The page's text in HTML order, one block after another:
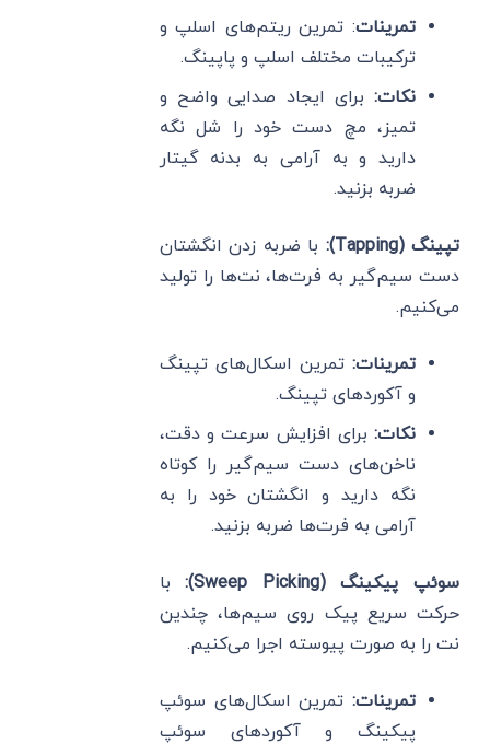
تمرینات: تمرین ریتم‌های اسلپ و
ترکیبات مختلف اسلپ و پاپینگ.
نکات: برای ایجاد صدایی واضح و
تمیز، مچ دست خود را شل نگه
دارید و به آرامی به بدنه گیتار
ضربه بزنید.
تپینگ(Tapping):
با ضربه زدن انگشتان
دست سیم‌گیر به فرت‌ها، نت‌ها را تولید
می‌کنیم.
تمرینات:تمرین اسکال‌های تپینگ
و آکوردهای تپینگ.
نکات: برای افزایش سرعت و دقت،
ناخن‌های دست سیم‌گیر را کوتاه
نگه دارید و انگشتان خود را به
آرامی به فرت‌ها ضربه بزنید.
سوئپ پیکینگ(Sweep Picking):
با
حرکت سریع پیک روی سیم‌ها، چندین
نت را به صورت پیوسته اجرا می‌کنیم.
تمرینات: تمرین اسکال‌های سوئپ
پیکینگ و آکوردهای سوئپ